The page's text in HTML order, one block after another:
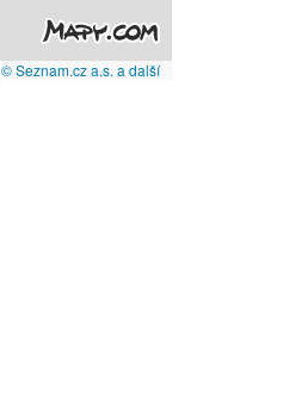
© Seznam.cz a.s. a další